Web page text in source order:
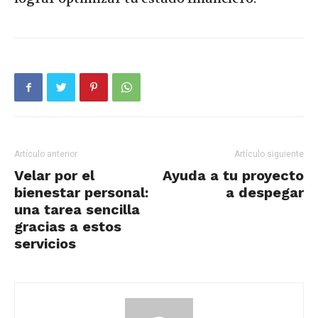
Artículo anterior
Velar por el
bienestar personal:
una tarea sencilla
gracias a estos
servicios
Artículo siguiente
Ayuda a tu proyecto
a despegar